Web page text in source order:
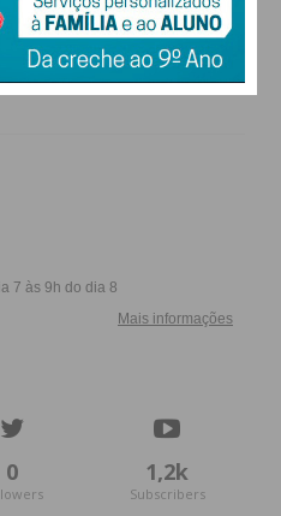
EM PAÇOS DE
0 1,2k
Subscribers